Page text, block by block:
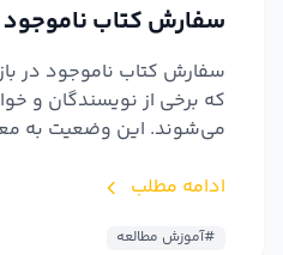
سفارش کتاب ناموجود
سفارش کتاب ناموجود در
که برخی از نویسندگان و
می‌شوند. این وضعیت به
ادامه مطلب
#آموزش مطالعه